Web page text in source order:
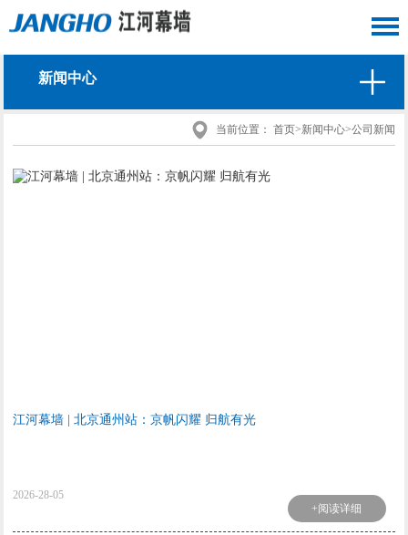
新闻中心
当前位置： 首页>新闻中心>公司新闻
江河幕墙 | 北京通州站：京帆闪耀 归航有光
2026-28-05
+阅读详细